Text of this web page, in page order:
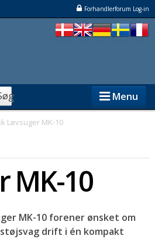
Forhandlerforum Log-in
Menu
Løvsuger MK-10
MK-10
MK-10 forener ønsket om
drift i én kompakt